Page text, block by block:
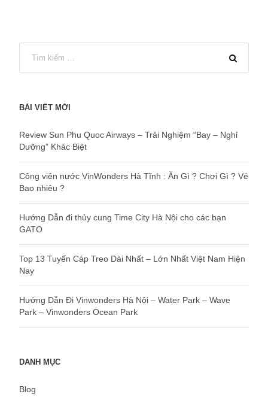
BÀI VIẾT MỚI
Review Sun Phu Quoc Airways – Trải Nghiệm “Bay – Nghỉ
Dưỡng” Khác Biệt
Công viên nước VinWonders Hà Tĩnh : Ăn Gì ? Chơi Gì ? Vé
Bao nhiêu ?
Hướng Dẫn đi thủy cung Time City Hà Nội cho các bạn
GATO
Top 13 Tuyến Cáp Treo Dài Nhất – Lớn Nhất Việt Nam Hiện
Nay
Hướng Dẫn Đi Vinwonders Hà Nội – Water Park – Wave
Park – Vinwonders Ocean Park
DANH MỤC
Blog